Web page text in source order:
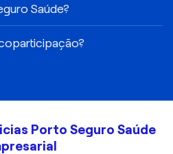
Saúde?
Porto Seguro Saúde